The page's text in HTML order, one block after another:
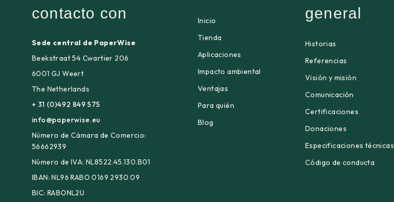
contacto con
Sede central de PaperWise
Beekstraat 54 Cwartier 206
6001 GJ Weert
The Netherlands
+ 31 (0)492 849 575
info@paperwise.eu
Número de Cámara de Comercio:
56662939
Número de IVA: NL8522.45.130.B01
IBAN: NL96 RABO 0169 2930 09
BIC: RABONL2U
Inicio
Tienda
Aplicaciones
Impacto ambiental
Ventajas
Para quién
Blog
general
Historias
Referencias
Visión y misión
Comunicación
Certificaciones
Donaciones
Especificaciones técnicas
Código de conducta